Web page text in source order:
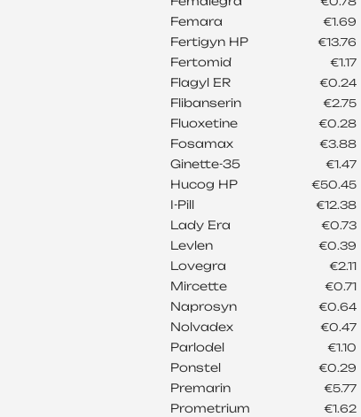
Femara €1.69
Fertigyn HP €13.76
Fertomid €1.17
Flagyl ER €0.24
Flibanserin €2.75
Fluoxetine €0.28
Fosamax €3.88
Ginette-35 €1.47
Hucog HP €50.45
I-Pill €12.38
Lady Era €0.73
Levlen €0.39
Lovegra €2.11
Mircette €0.71
Naprosyn €0.64
Nolvadex €0.47
Parlodel €1.10
Ponstel €0.29
Premarin €5.77
Prometrium €1.62